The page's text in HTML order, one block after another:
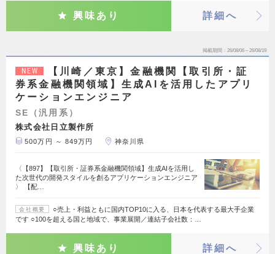
興味あり 詳細へ
掲載期間 26/08/06～26/08/19
NEW
【川崎／東京】金融機関【取引所・証
券系金融機関領域】生成AIを活用したアプリ
ケーションエンジニア
SE（汎用系）
株式会社日立製作所
500万円 ～ 849万円 神奈川県
〈【897】【取引所・証券系金融機関領域】生成AIを活用し
た次世代の開発スタイルを創るアプリケーションエンジニア
〉 【配…
会社概要
○売上・利益ともに国内TOP10に入る、日本を代表する最大手企業
です ○100を超える国と地域で、事業展開／連結子会社数：…
興味あり 詳細へ